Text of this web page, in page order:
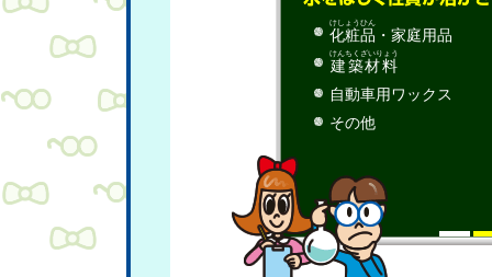
化粧品
けしょうひん
・家庭用品
建築材料
けんちくざいりょう
自動車用ワックス
その他